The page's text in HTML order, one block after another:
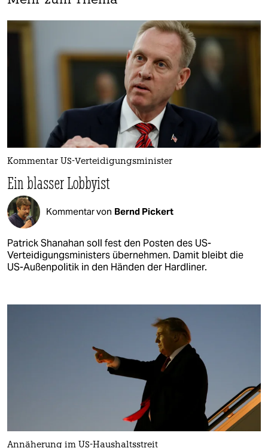
Kommentar US-Verteidigungsminister
Ein blasser Lobbyist
Kommentar von Bernd Pickert
Patrick Shanahan soll fest den Posten des US-
Verteidigungsministers übernehmen. Damit bleibt die
US-Außenpolitik in den Händen der Hardliner.
Annäherung im US-Haushaltsstreit